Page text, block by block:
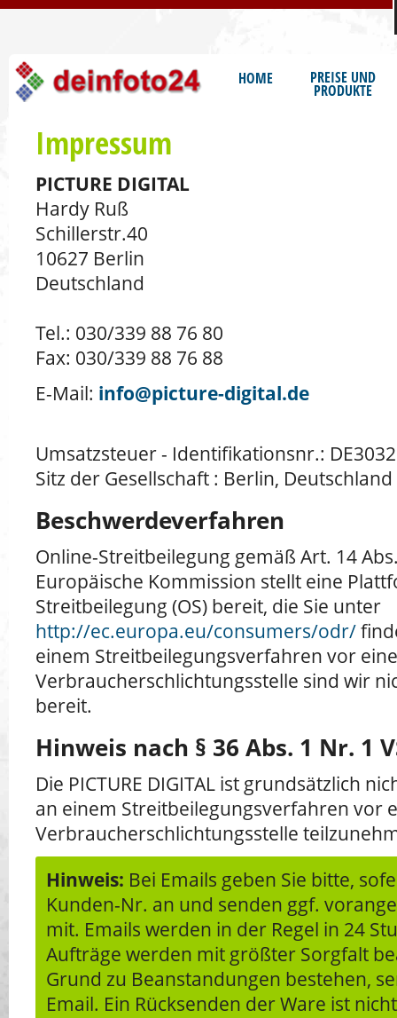
HOME PREISE UND
PRODUKTE
Impressum
PICTURE DIGITAL
Hardy Ruß
Schillerstr.40
10627 Berlin
Deutschland
Tel.: 030/339 88 76 80
Fax: 030/339 88 76 88
E-Mail: info@picture-digital.de
Umsatzsteuer - Identifikationsnr.:
Sitz der Gesellschaft : Berlin, Deutschland
Beschwerdeverfahren
Online-Streitbeilegung gemäß Art. 14
Europäische Kommission stellt eine
Streitbeilegung (OS) bereit, die Sie unter
http://ec.europa.eu/consumers/odr/
einem Streitbeilegungsverfahren vor
Verbraucherschlichtungsstelle sind wir
bereit.
Hinweis nach § 36 Abs. 1 Nr. 1
Die PICTURE DIGITAL ist grundsätzlich
an einem Streitbeilegungsverfahren vor
Verbraucherschlichtungsstelle
Hinweis: Bei Emails geben Sie bitte,
Kunden-Nr. an und senden ggf.
mit. Emails werden in der Regel in 24
Aufträge werden mit größter Sorgfalt
Grund zu Beanstandungen bestehen,
Email. Ein Rücksenden der Ware ist